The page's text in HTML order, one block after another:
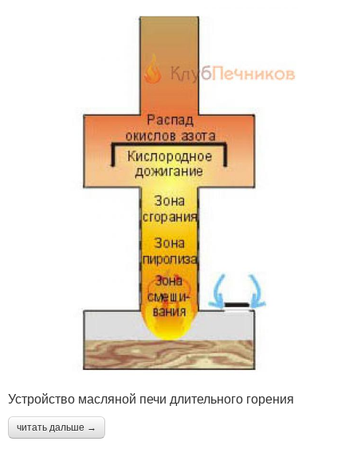
Устройство масляной печи длительного горения
читать дальше →